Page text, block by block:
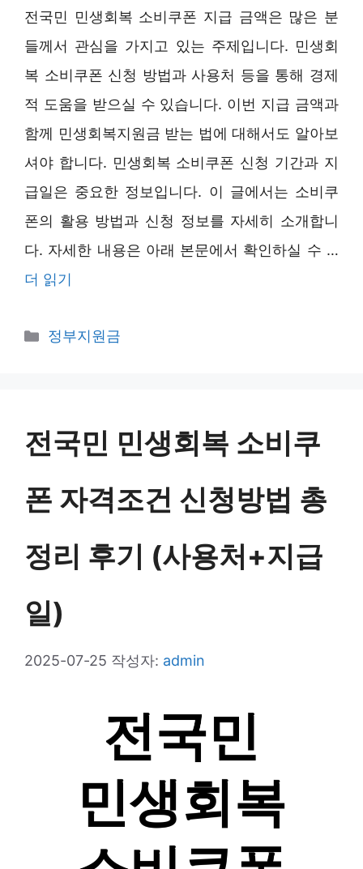
전국민 민생회복 소비쿠폰 지급 금액은 많은 분
들께서 관심을 가지고 있는 주제입니다. 민생회
복 소비쿠폰 신청 방법과 사용처 등을 통해 경제
적 도움을 받으실 수 있습니다. 이번 지급 금액과
함께 민생회복지원금 받는 법에 대해서도 알아보
셔야 합니다. 민생회복 소비쿠폰 신청 기간과 지
급일은 중요한 정보입니다. 이 글에서는 소비쿠
폰의 활용 방법과 신청 정보를 자세히 소개합니
다. 자세한 내용은 아래 본문에서 확인하실 수 …
더 읽기
카
정부지원금
전국민 민생회복 소비쿠
폰 자격조건 신청방법 총
정리 후기 (사용처+지급
일)
2025-07-25 작성자: admin